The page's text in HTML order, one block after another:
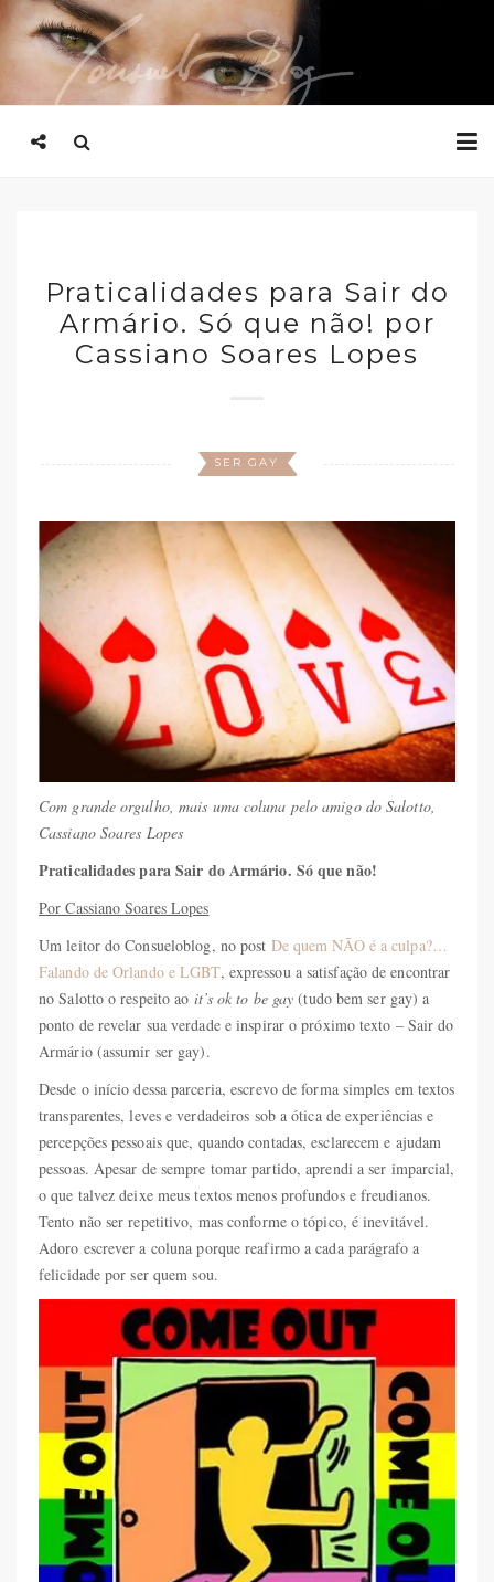
Praticalidades para Sair do
Armário. Só que não! por
Cassiano Soares Lopes
SER GAY
Com grande orgulho, mais uma coluna pelo amigo do Salotto,
Cassiano Soares Lopes
Praticalidades para Sair do Armário. Só que não!
Por Cassiano Soares Lopes
Um leitor do Consueloblog, no post De quem NÃO é a culpa?…
Falando de Orlando e LGBT, expressou a satisfação de encontrar
no Salotto o respeito ao it’s ok to be gay (tudo bem ser gay) a
ponto de revelar sua verdade e inspirar o próximo texto – Sair do
Armário (assumir ser gay).
Desde o início dessa parceria, escrevo de forma simples em textos
transparentes, leves e verdadeiros sob a ótica de experiências e
percepções pessoais que, quando contadas, esclarecem e ajudam
pessoas. Apesar de sempre tomar partido, aprendi a ser imparcial,
o que talvez deixe meus textos menos profundos e freudianos.
Tento não ser repetitivo, mas conforme o tópico, é inevitável.
Adoro escrever a coluna porque reafirmo a cada parágrafo a
felicidade por ser quem sou.